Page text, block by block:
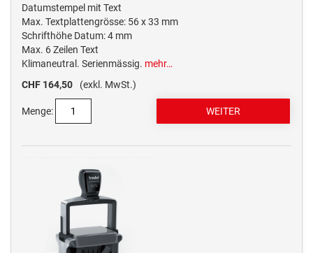
Datumstempel mit Text
Max. Textplattengrösse: 56 x 33 mm
Schrifthöhe Datum: 4 mm
Max. 6 Zeilen Text
Klimaneutral. Serienmässig. mehr…
CHF 164,50
(exkl. MwSt.)
Menge: